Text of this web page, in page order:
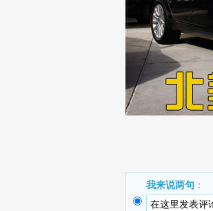
我来说两句 ：